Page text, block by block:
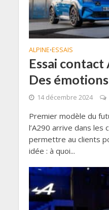
ALPINE•ESSAIS
Essai
Des
14 décembre 2024
Premier modèle du
l’A290 arrive dans les
permettre au clients
idée : à quoi...